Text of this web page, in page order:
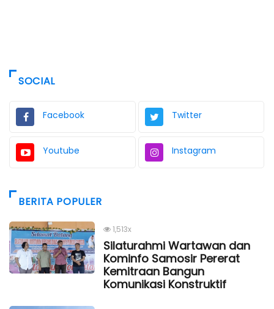
SOCIAL
Facebook Twitter
Youtube Instagram
BERITA POPULER
1,513x
Silaturahmi Wartawan dan
Kominfo Samosir Pererat
Kemitraan Bangun
Komunikasi Konstruktif